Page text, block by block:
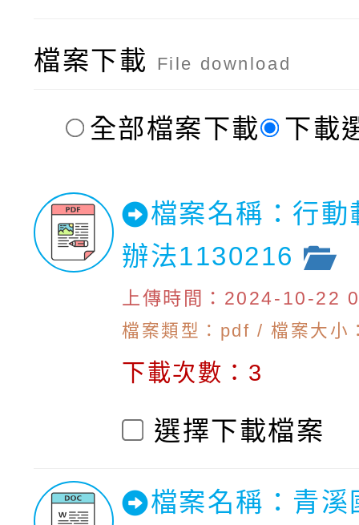
檔案下載 File download
全部檔案下載 下載
檔案名稱：行動
辦法1130216
上傳時間：2024-10-22
檔案類型：pdf / 檔案大小
下載次數：3
選擇下載檔案
檔案名稱：青溪